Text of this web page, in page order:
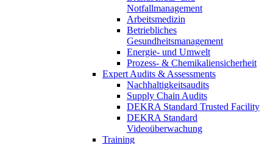
Notfallmanagement
Arbeitsmedizin
Betriebliches
Gesundheitsmanagement
Energie- und Umwelt
Prozess- & Chemikaliensicherheit
Expert Audits & Assessments
Nachhaltigkeitsaudits
Supply Chain Audits
DEKRA Standard Trusted Facility
DEKRA Standard
Videoüberwachung
Training